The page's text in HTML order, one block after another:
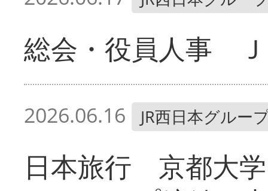
総会・役員人事
2026.06.16 JR西日本グルー
日本旅行 京都大